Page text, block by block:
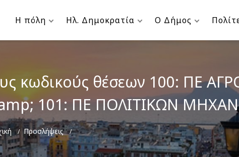
Η πόλη Ηλ. Δημοκρατία Ο Δήμος
κωδικούς θέσεων 100: ΠΕ
101: ΠΕ ΠΟΛΙΤΙΚΩΝ
Προσλήψεις